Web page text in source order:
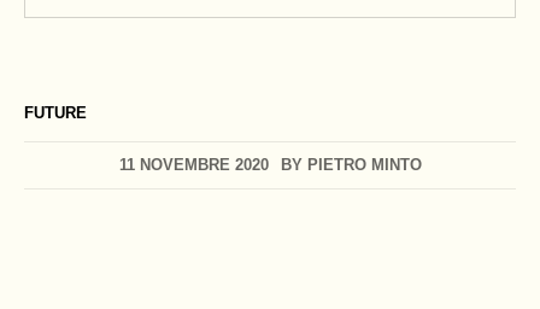
FUTURE
11 NOVEMBRE 2020 BY PIETRO MINTO